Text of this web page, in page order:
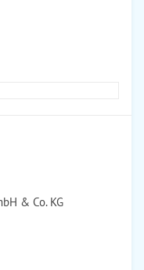
& Co. KG